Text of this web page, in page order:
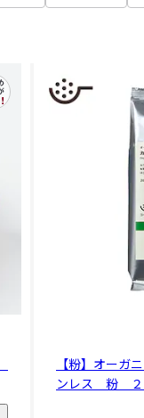
【粉】オーガ
ンレス 粉 ２